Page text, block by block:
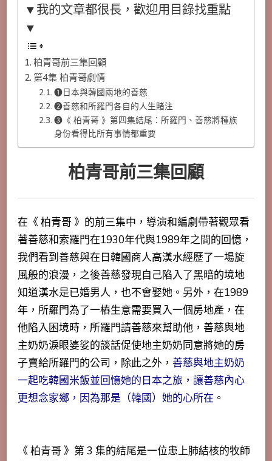
▼我的文章都很長，歡迎用目錄找重點
▼
柏青哥前三集回顧
第4集 柏青哥劇情
❶日本與韓國兩地的善慈
❷善慈和所羅門各自的人生賭注
❸《 柏青哥 》第四集結尾：所羅門、善慈將種族
身份看得比所有事情都重要
柏青哥前三集回顧
在《 柏青哥 》的前三集中，導演和編劇帶著觀眾看
著善慈和索羅門在1930年代與1989年之間的回憶，
我們看到善慈與在日韓國商人高漢水經歷了一場旋
風般的浪漫，之後善慈發現自己陷入了黑暗的境地
知道漢水是已婚男人，也不會娶她。另外，在1989
年，所羅門為了一樁生意需要買入一個房地產，在
他陷入困境時，所羅門請善慈來幫助他，善慈與地
主奶奶淚眼婆娑的談話促使地主奶奶同意將她的房
子賣給所羅門的公司，除此之外， 善慈與地主奶奶
一起吃韓國米飯並回憶她的日本之旅，讓善慈內心
更想念家鄉，因為那是（韓國）她的心所在 。
《 柏青哥 》第 3 集的結尾是一位患上肺結核的牧師